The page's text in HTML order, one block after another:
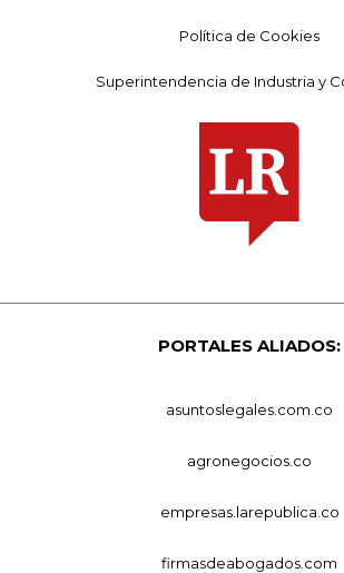
Política de Cookies
Superintendencia de Industria y
PORTALES ALIADOS:
asuntoslegales.com.co
agronegocios.co
empresas.larepublica.co
firmasdeabogados.com